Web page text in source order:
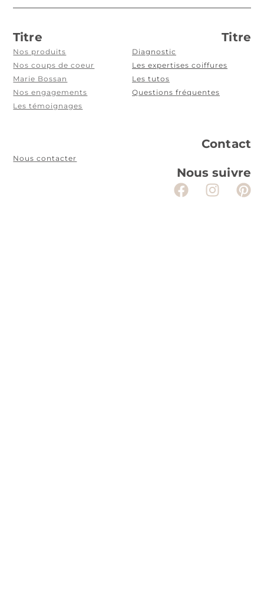
Titre
Nos produits
Nos coups de coeur
Marie Bossan
Nos engagements
Les témoignages
Titre
Diagnostic
Les expertises coiffures
Les tutos
Questions fréquentes
Contact
Nous contacter
Nous suivre